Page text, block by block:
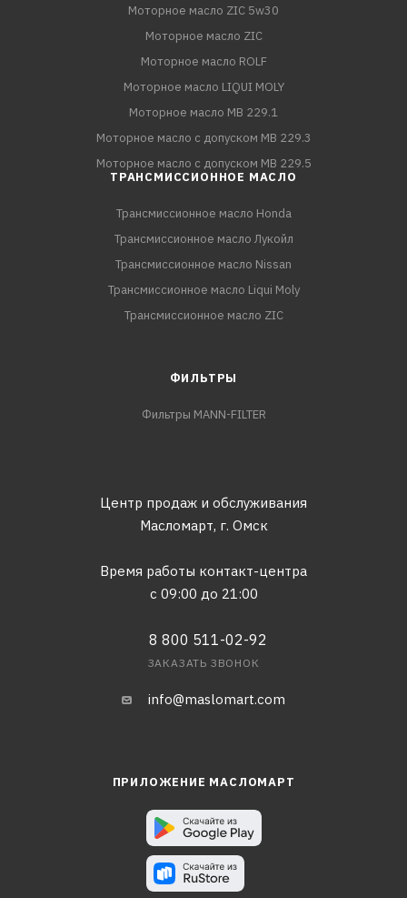
Моторное масло ZIC 5w30
Моторное масло ZIC
Моторное масло ROLF
Моторное масло LIQUI MOLY
Моторное масло MB 229.1
Моторное масло с допуском MB 229.3
Моторное масло с допуском MB 229.5
ТРАНСМИССИОННОЕ МАСЛО
Трансмиссионное масло Honda
Трансмиссионное масло Лукойл
Трансмиссионное масло Nissan
Трансмиссионное масло Liqui Moly
Трансмиссионное масло ZIC
ФИЛЬТРЫ
Фильтры MANN-FILTER
Центр продаж и обслуживания
Масломарт, г. Омск
Время работы контакт-центра
с 09:00 до 21:00
8 800 511-02-92
ЗАКАЗАТЬ ЗВОНОК
info@maslomart.com
ПРИЛОЖЕНИЕ МАСЛОМАРТ